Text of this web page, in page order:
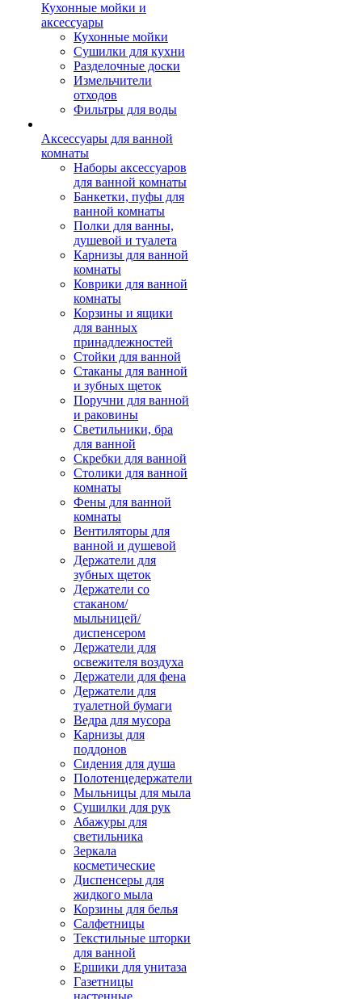
Кухонные мойки и
аксессуары
Кухонные мойки
Сушилки для кухни
Разделочные доски
Измельчители
отходов
Фильтры для воды
Аксессуары для ванной
комнаты
Наборы аксессуаров
для ванной комнаты
Банкетки, пуфы для
ванной комнаты
Полки для ванны,
душевой и туалета
Карнизы для ванной
комнаты
Коврики для ванной
комнаты
Корзины и ящики
для ванных
принадлежностей
Стойки для ванной
Стаканы для ванной
и зубных щеток
Поручни для ванной
и раковины
Светильники, бра
для ванной
Скребки для ванной
Столики для ванной
комнаты
Фены для ванной
комнаты
Вентиляторы для
ванной и душевой
Держатели для
зубных щеток
Держатели со
стаканом/
мыльницей/
диспенсером
Держатели для
освежителя воздуха
Держатели для фена
Держатели для
туалетной бумаги
Ведра для мусора
Карнизы для
поддонов
Сидения для душа
Полотенцедержатели
Мыльницы для мыла
Сушилки для рук
Абажуры для
светильника
Зеркала
косметические
Диспенсеры для
жидкого мыла
Корзины для белья
Салфетницы
Текстильные шторки
для ванной
Ершики для унитаза
Газетницы
настенные